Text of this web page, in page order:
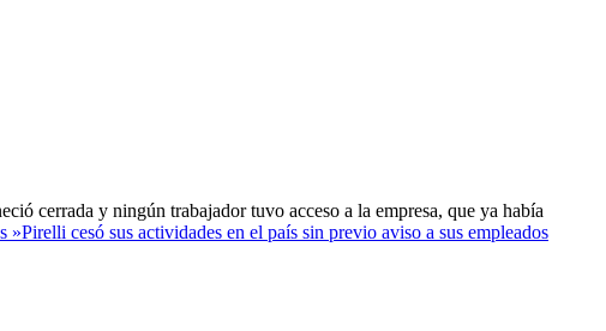
cerrada y ningún trabajador tuvo acceso a la empresa, que ya había
»Pirelli cesó sus actividades en el país sin previo aviso a sus empleados